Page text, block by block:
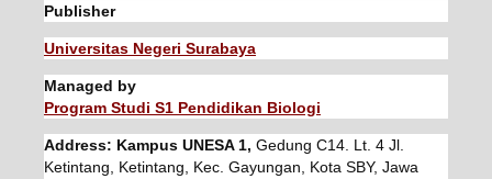
Publisher
Universitas Negeri Surabaya
Managed by
Program Studi S1 Pendidikan Biologi
Address: Kampus UNESA 1, Gedung C14. Lt. 4 Jl.
Ketintang, Ketintang, Kec. Gayungan, Kota SBY, Jawa